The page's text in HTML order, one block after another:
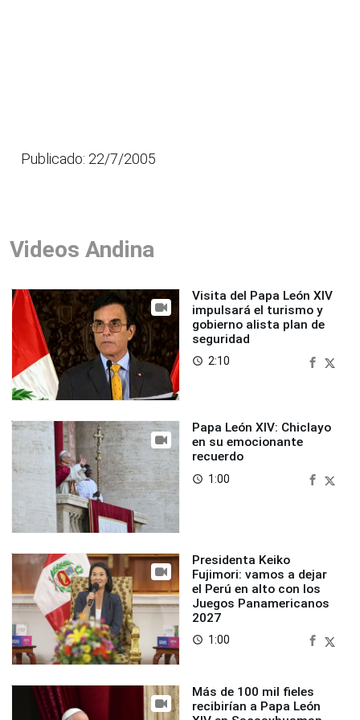
Publicado: 22/7/2005
Videos Andina
Visita del Papa León XIV
impulsará el turismo y
gobierno alista plan de
seguridad
access_time 2:10
Papa León XIV: Chiclayo
en su emocionante
recuerdo
access_time 1:00
Presidenta Keiko
Fujimori: vamos a dejar
el Perú en alto con los
Juegos Panamericanos
2027
access_time 1:00
Más de 100 mil fieles
recibirían a Papa León